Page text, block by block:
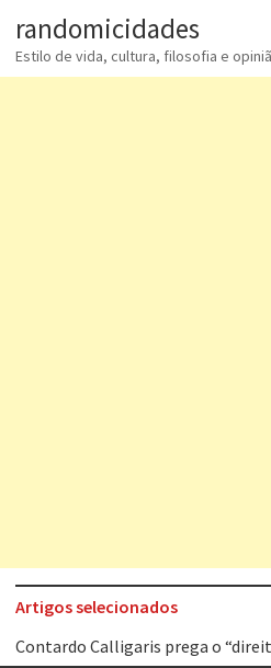
randomicidades
Estilo de vida, cultura, filosofia e
Artigos selecionados
Esse tal de Rock Gaúcho